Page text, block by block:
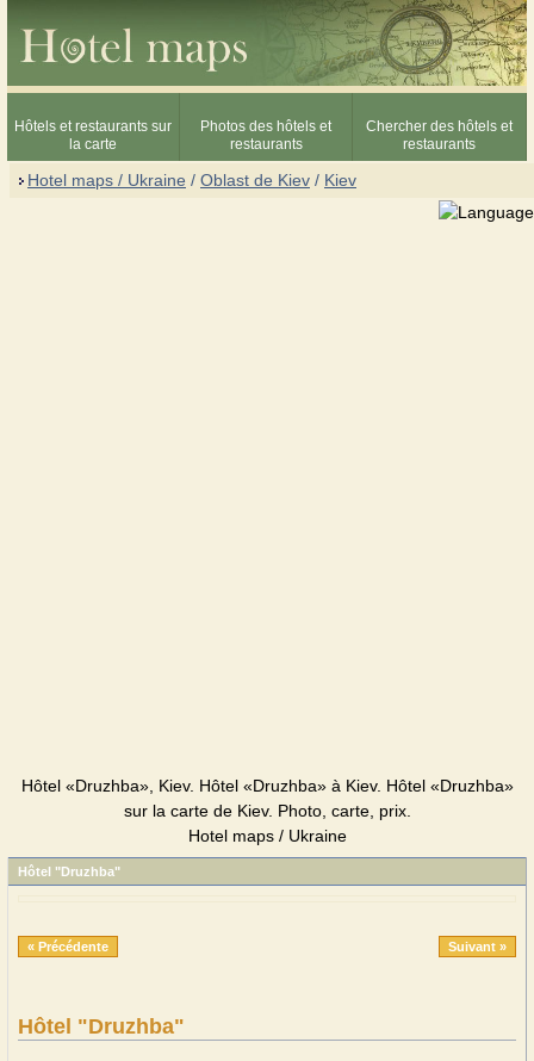
Hôtels et restaurants sur
la carte
Photos des hôtels et
restaurants
Chercher des hôtels et
restaurants
Hotel maps / Ukraine / Oblast de Kiev / Kiev
Hôtel «Druzhba», Kiev. Hôtel «Druzhba» à Kiev. Hôtel «Druzhba»
sur la carte de Kiev. Photo, carte, prix.
Hotel maps / Ukraine
Hôtel "Druzhba"
« Précédente Suivant »
Hôtel "Druzhba"